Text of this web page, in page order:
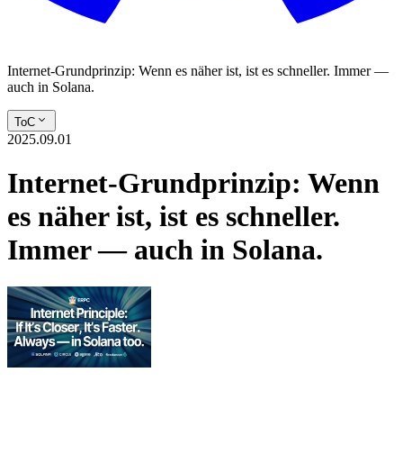
Internet-Grundprinzip: Wenn es näher ist, ist es schneller. Immer —
auch in Solana.
ToC
2025.09.01
Internet-Grundprinzip: Wenn
es näher ist, ist es schneller.
Immer — auch in Solana.